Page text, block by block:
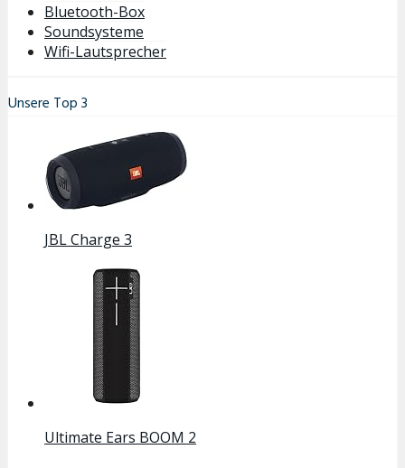
Bluetooth-Box
Soundsysteme
Wifi-Lautsprecher
Unsere Top 3
JBL Charge 3
Ultimate Ears BOOM 2